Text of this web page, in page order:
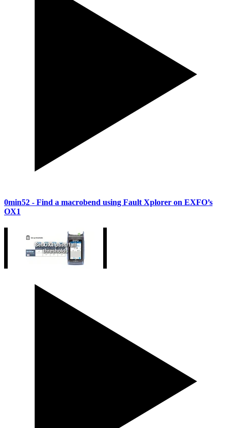
0min52 - Find a macrobend using Fault Xplorer on EXFO’s
OX1